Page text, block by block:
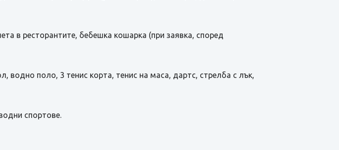
в ресторантите, бебешка кошарка (при заявка, според
водно поло, 3 тенис корта, тенис на маса, дартс, стрелба с лък,
спортове.